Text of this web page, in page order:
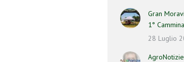
Gran
1°
28 Luglio